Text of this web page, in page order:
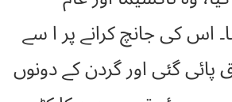
اس کی جانچ کرانے پر ا سے
گئی اور گردن کے دونوں